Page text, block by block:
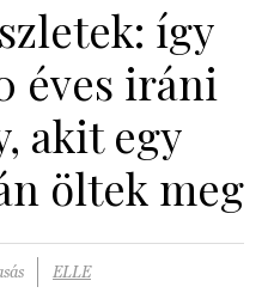
így
éves iráni
akit egy
öltek meg
ELLE